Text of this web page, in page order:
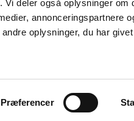
deler også oplysninger
annonceringspartnere
oplysninger, du har
Præferencer